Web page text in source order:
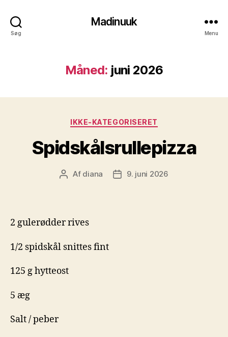
Søg
Madinuuk
Menu
Måned: juni 2026
Kategorier
IKKE-KATEGORISERET
Spidskålsrullepizza
Indlægsforfatter
Af diana Indlægsdato
9. juni 2026
2 gulerødder rives
1/2 spidskål snittes fint
125 g hytteost
5 æg
Salt / peber